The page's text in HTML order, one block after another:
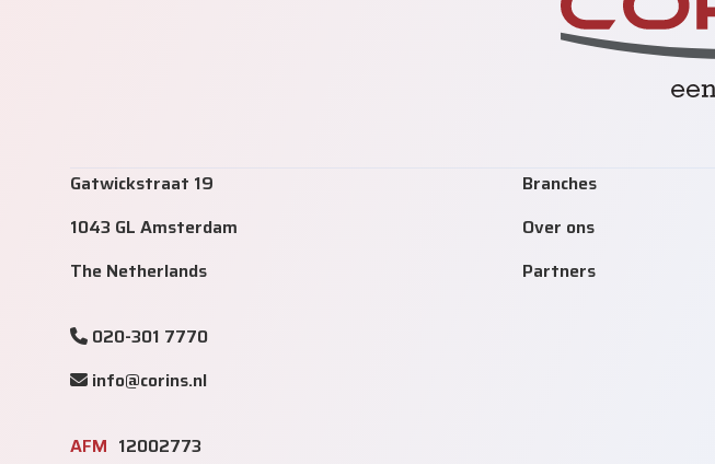
Gatwickstraat 19
1043 GL Amsterdam
The Netherlands
020-301 7770
info@corins.nl
AFM 12002773
Branches
Over ons
Partners